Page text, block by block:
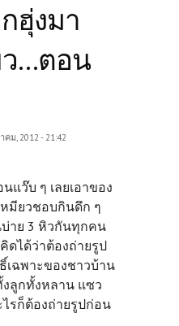
ฮุ่งมา
...ตอน
ม, 2012 - 21:42
แว๊บ ๆ เลยเอาของ
มียวชอบกินดึก ๆ
าย 3 หิวกันทุกคน
ดได้ว่าต้องถ่ายรูป
เฉพาะของชาวบ้าน
ลูกทั้งหลาน แซว
ไรก็ต้องถ่ายรูปก่อน